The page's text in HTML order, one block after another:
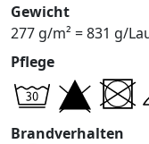
Gewicht
277 g/m² = 831 g/
Pflege
Brandverhalten